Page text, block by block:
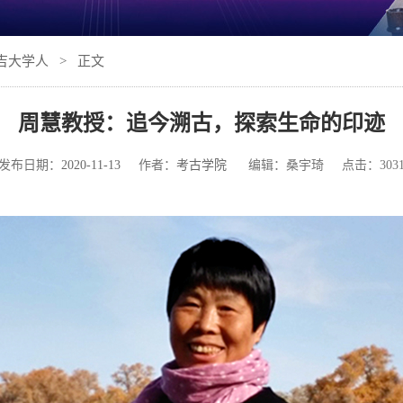
大学人 > 正文
周慧教授：追今溯古，探索生命的印迹
布日期： 2020-11-13 作者： 考古学院 编辑：桑宇琦 点击：